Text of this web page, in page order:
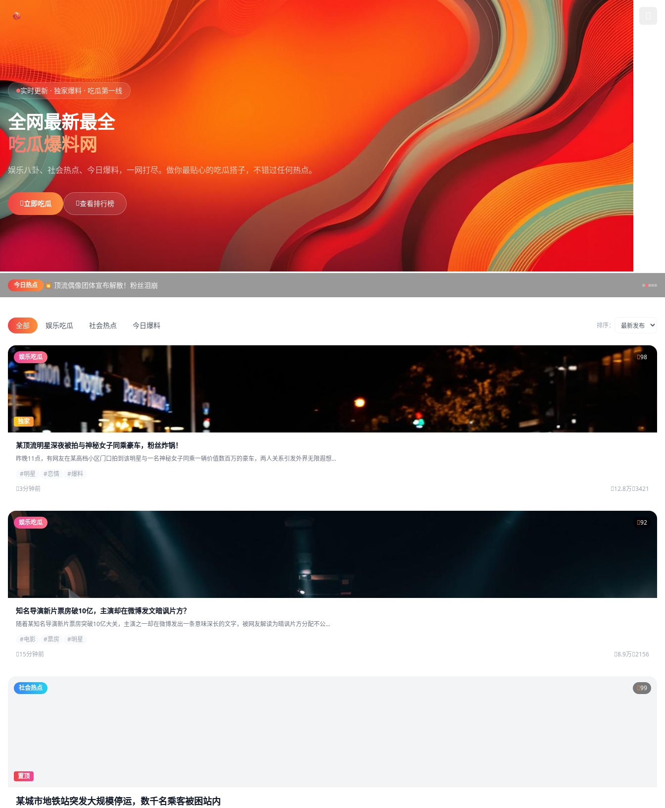
首页
娱乐吃瓜
社会热点
今日爆料
排行榜
社区
实时更新 · 独家爆料 · 吃瓜第一线
全网最新最全
吃瓜爆料网
娱乐八卦、社会热点、今日爆料，一网打尽。 做你最贴心的吃瓜搭子，不错过任何热点。
立即吃瓜 查看排行榜
今日热点 💥 顶流偶像团体宣布解散！粉丝泪崩
全部 娱乐吃瓜 社会热点 今日爆料 排序：
娱乐吃瓜 98
独家
某顶流明星深夜被拍与神秘女子同乘豪车，粉丝炸锅！
昨晚11点，有网友在某高档小区门口拍到该明星与一名神秘女子同乘一辆价值数百万的豪车，两人关系引发外界无限遐想...
#明星
#恋情
#爆料
3分钟前
12.8万 3421
娱乐吃瓜 92
知名导演新片票房破10亿，主演却在微博发文暗讽片方？
随着某知名导演新片票房突破10亿大关，主演之一却在微博发出一条意味深长的文字，被网友解读为暗讽片方分配不公...
#电影
#票房
#明星
15分钟前
8.9万 2156
社会热点 99
置顶
某城市地铁站突发大规模停运，数千名乘客被困站内